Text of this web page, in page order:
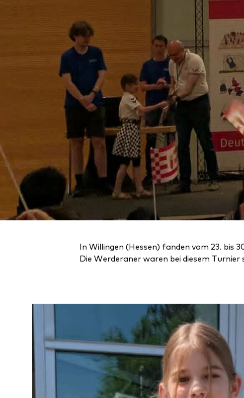
In Willingen (Hessen) fanden vom 23. bis
Die Werderaner waren bei diesem Turnier